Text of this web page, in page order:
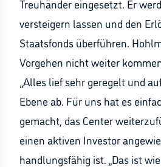
Treuhänder eingesetzt. Er
versteigern lassen und den
Staatsfonds überführen.
Vorgehen nicht weiter
„Alles lief sehr geregelt und
Ebene ab. Für uns hat es
gemacht, das Center
einen aktiven Investor
handlungsfähig ist. „Das ist